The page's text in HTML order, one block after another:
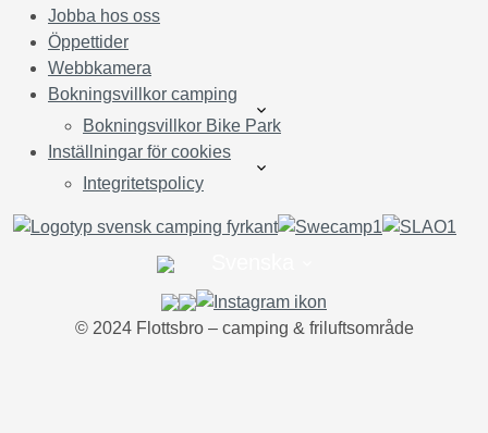
Jobba hos oss
Öppettider
Webbkamera
Bokningsvillkor camping
Bokningsvillkor Bike Park
Inställningar för cookies
Integritetspolicy
©︎ 2024 Flottsbro – camping & friluftsområde